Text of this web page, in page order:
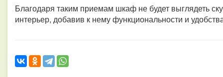
Благодаря таким приемам шкаф не будет выглядеть
интерьер, добавив к нему функциональности и